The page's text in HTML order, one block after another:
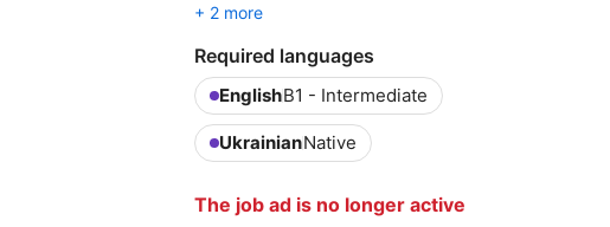
+ 2 more
Required languages
EnglishB1 - Intermediate
UkrainianNative
The job ad is no longer active